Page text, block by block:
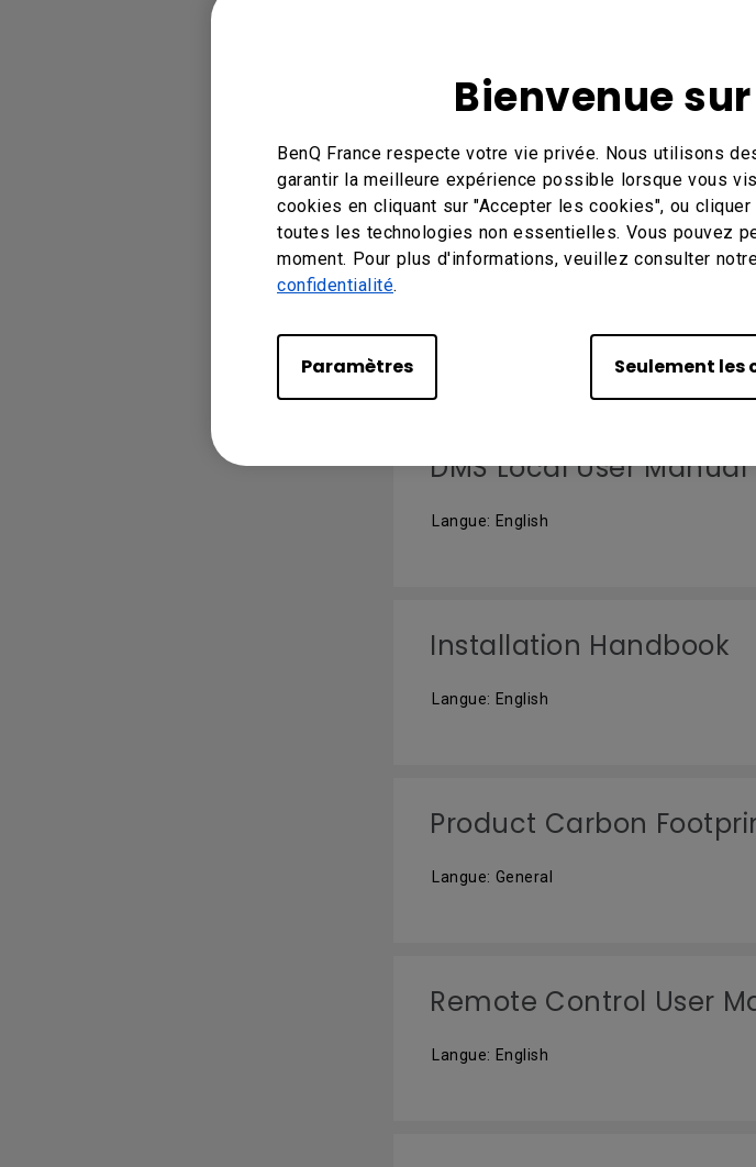
Bienvenue
BenQ France respecte votre vie privée. Nous utilisons
garantir la meilleure expérience possible lorsque vous
cookies en cliquant sur "Accepter les cookies", ou
toutes les technologies non essentielles. Vous pouvez
moment. Pour plus d'informations, veuillez consulter
confidentialité.
Paramètres Seulement les
Version : v06.00_771
Système d’exploitation: Mac
MANUEL D’UTILISATION
Langue: English
DMS Local User Manual
Langue: English
Installation Handbook
Langue: English
Product Carbon
Langue: General
Remote Control User
Langue: English